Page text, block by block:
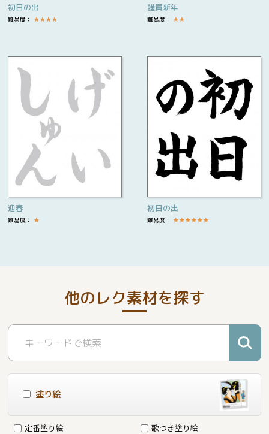
初日の出
難易度： ★★★★
謹賀新年
難易度： ★★
迎春
難易度： ★
初日の出
難易度： ★★★★★★
他のレク素材を探す
塗り絵
定番塗り絵
歌つき塗り絵